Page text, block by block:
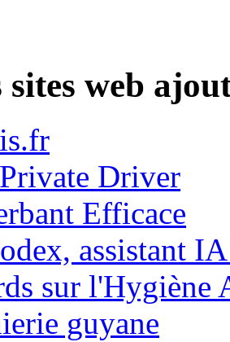
web
Driver
Efficace
assistant
sur l'Hygiène
guyane